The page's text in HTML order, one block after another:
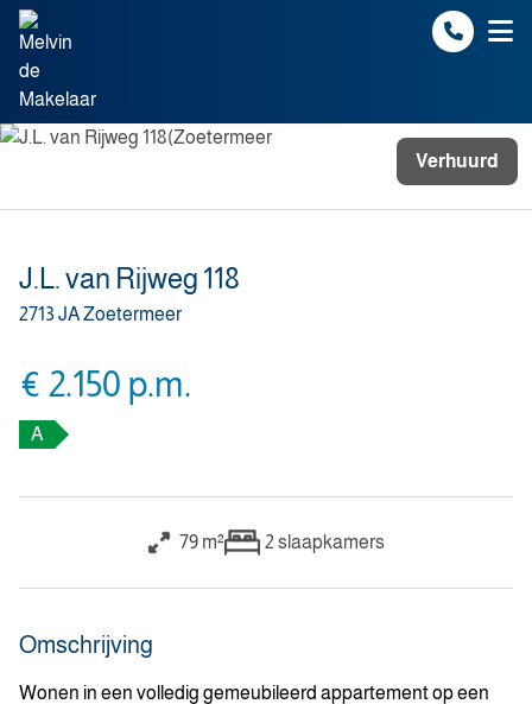
Spring naar inhoud
Verhuurd
J.L. van Rijweg 118
2713 JA Zoetermeer
€ 2.150 p.m.
A
79 m² 2 slaapkamers
Omschrijving
Wonen in een volledig gemeubileerd appartement op een